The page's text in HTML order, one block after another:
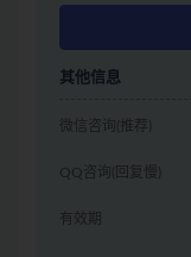
其他信息
微信咨询(推荐)
QQ咨询(回复慢)
有效期